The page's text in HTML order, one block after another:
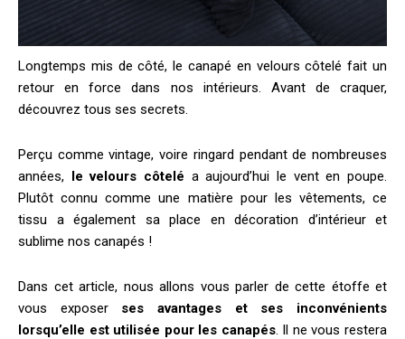
Longtemps mis de côté, le canapé en velours côtelé fait un
retour en force dans nos intérieurs. Avant de craquer,
découvrez tous ses secrets.
Perçu comme vintage, voire ringard pendant de nombreuses
années, le velours côtelé a aujourd’hui le vent en poupe.
Plutôt connu comme une matière pour les vêtements, ce
tissu a également sa place en décoration d’intérieur et
sublime nos canapés !
Dans cet article, nous allons vous parler de cette étoffe et
vous exposer ses avantages et ses inconvénients
lorsqu’elle est utilisée pour les canapés. Il ne vous restera